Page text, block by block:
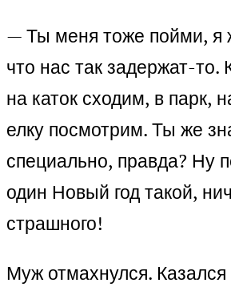
— Ты меня тоже пойми, я
что нас так задержат-то.
на каток сходим, в парк,
елку посмотрим. Ты же
специально, правда? Ну
один Новый год такой,
страшного!
Муж отмахнулся. Казался